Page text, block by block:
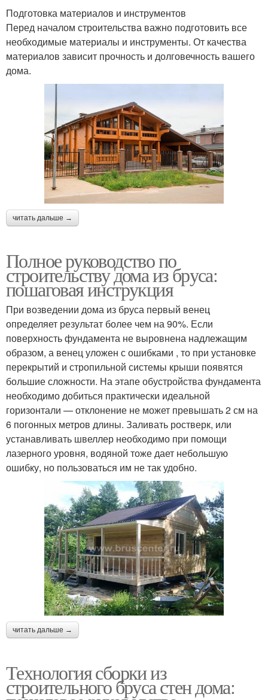
Подготовка материалов и инструментов
Перед началом строительства важно подготовить все
необходимые материалы и инструменты. От качества
материалов зависит прочность и долговечность вашего
дома.
читать дальше →
Полное руководство по
строительству дома из бруса:
пошаговая инструкция
При возведении дома из бруса первый венец
определяет результат более чем на 90%. Если
поверхность фундамента не выровнена надлежащим
образом, а венец уложен с ошибками , то при установке
перекрытий и стропильной системы крыши появятся
большие сложности. На этапе обустройства фундамента
необходимо добиться практически идеальной
горизонтали — отклонение не может превышать 2 см на
6 погонных метров длины. Заливать ростверк, или
устанавливать швеллер необходимо при помощи
лазерного уровня, водяной тоже дает небольшую
ошибку, но пользоваться им не так удобно.
читать дальше →
Технология сборки из
строительного бруса стен дома: